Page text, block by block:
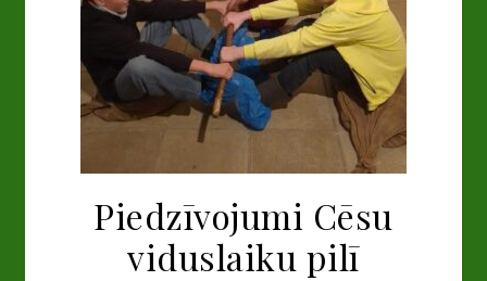
Piedzīvojumi Cēsu
viduslaiku pilī